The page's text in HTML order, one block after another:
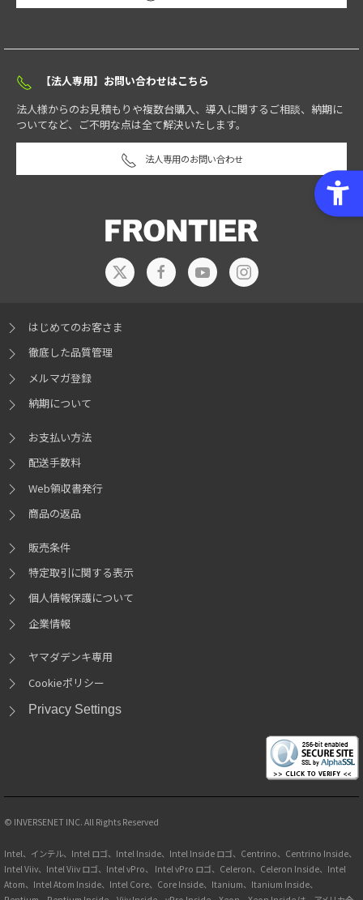
【法人専用】お問い合わせはこちら
法人様からのお見積もりや複数台購入、導入に関するご相談、納期に
ついてなど、ご不明な点は全て解決いたします。
法人専用のお問い合わせ
はじめてのお客さま
徹底した品質管理
メルマガ登録
納期について
お支払い方法
配送手数料
Web領収書発行
商品の返品
販売条件
特定取引に関する表示
個人情報保護について
企業情報
ヤマダデンキ専用
Cookieポリシー
Privacy Settings
© INVERSENET INC. All Rights Reserved
Intel、インテル、Intel ロゴ、Intel Inside、Intel Inside ロゴ、Centrino、Centrino Inside、
Intel Viiv、Intel Viiv ロゴ、Intel vPro、 Intel vPro ロゴ、Celeron、Celeron Inside、Intel
Atom、Intel Atom Inside、Intel Core、Core Inside、Itanium、Itanium Inside、